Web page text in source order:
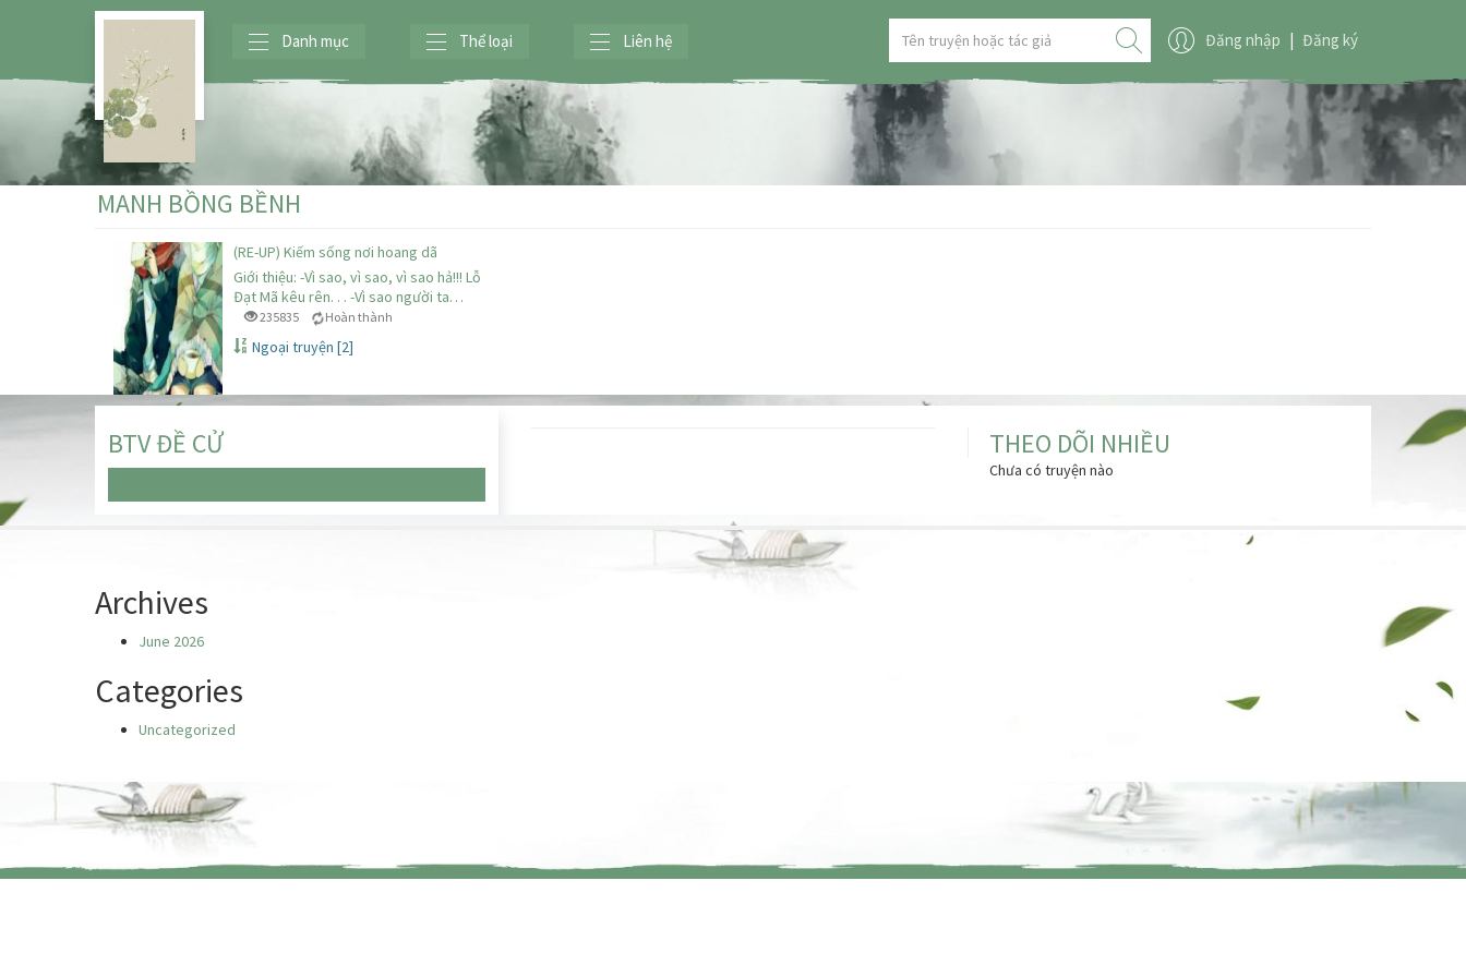
Danh mục Thể loại Liên hệ Đăng nhập | Đăng ký
MANH BỒNG BỀNH
(RE-UP) Kiếm sống nơi hoang dã
Giới thiệu: -Vì sao, vì sao, vì sao hả!!! Lỗ
Đạt Mã kêu rên. . . -Vì sao người ta…
235835 Hoàn thành
Ngoại truyện [2]
BTV ĐỀ CỬ THEO DÕI NHIỀU
Chưa có truyện nào
Archives
June 2026
Categories
Uncategorized